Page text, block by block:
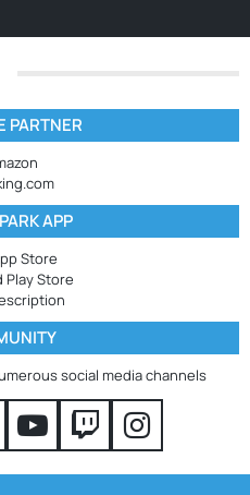
PARTNER
APP
Store
Play Store
social media channels